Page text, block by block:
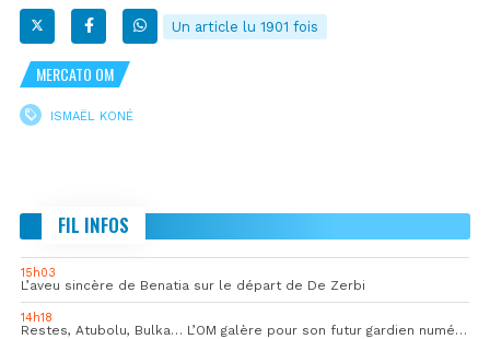
Un article lu 1901 fois
MERCATO OM
ISMAËL KONÉ
FIL INFOS
15h03
L’aveu sincère de Benatia sur le départ de De Zerbi
14h18
Restes, Atubolu, Bulka… L’OM galère pour son futur gardien numéro 1